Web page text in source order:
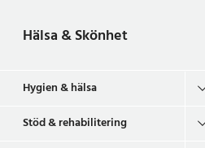
Hälsa & Skönhet
Hygien & hälsa
Stöd & rehabilitering